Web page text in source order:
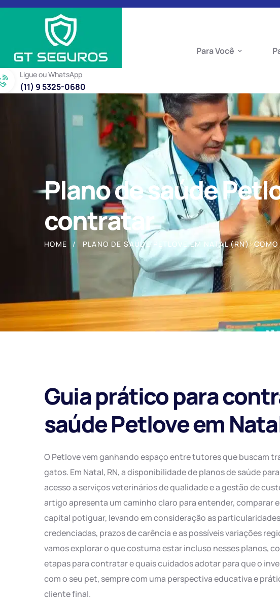
Ligue ou WhatsApp
(11) 9 5325-0680
Para Você
Plano de saúde
contratar
HOME PLANO DE SAÚDE PETLOVE EM NATAL (RN): COMO
Guia prático para
saúde Petlove em
O Petlove vem ganhando espaço entre tutores que buscam
gatos. Em Natal, RN, a disponibilidade de planos de saúde
acesso a serviços veterinários de qualidade e a gestão de
artigo apresenta um caminho claro para entender, comparar
capital potiguar, levando em consideração as
credenciadas, prazos de carência e as possíveis variações
vamos explorar o que costuma estar incluso nesses planos,
etapas para contratar e quais cuidados adotar para que o
com o seu pet, sempre com uma perspectiva educativa e
cliente final.